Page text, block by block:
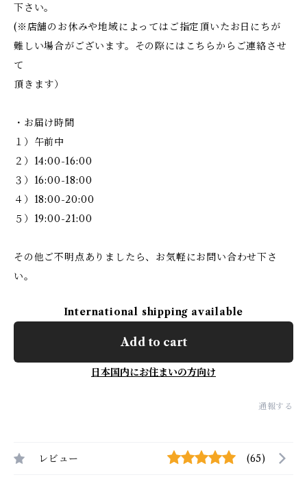
下さい。
(※店舗のお休みや地域によってはご指定頂いたお日にちが
難しい場合がございます。その際にはこちらからご連絡させ
て
頂きます）
・お届け時間
１）午前中
２）14:00-16:00
３）16:00-18:00
４）18:00-20:00
５）19:00-21:00
その他ご不明点ありましたら、お気軽にお問い合わせ下さ
い。
International shipping available
Add to cart
日本国内にお住まいの方向け
通報する
レビュー (65)